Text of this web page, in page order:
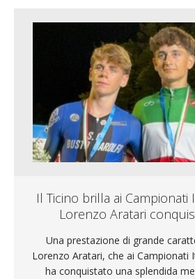
Il Ticino brilla ai Campionati
Lorenzo Aratari
Una prestazione di grande
Lorenzo Aratari, che ai Campionati
ha conquistato una splendida